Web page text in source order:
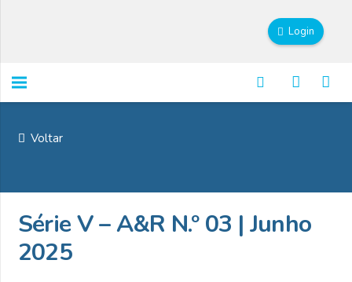
Login
Voltar
Série V – A&R N.º 03 | Junho
2025